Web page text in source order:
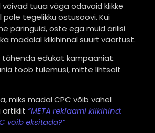
tuua väga odavaid klikke
tegelikku ostusoovi. Kui
päringuid, oste ega muid ärilisi
madalal klikihinnal suurt väärtust.
tähenda edukat kampaaniat.
toob tulemusi, mitte lihtsalt
miks madal CPC võib vahel
artiklit “META reklaami klikihind:
võib eksitada?”